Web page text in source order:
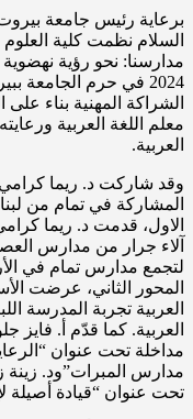
برعاية رئيس جامعة بيروت
السلام نظمت كلية العلوم
العربية.
وقد شاركت د. ريما
المشاركة في تمام من
الاول، قدمت د. ريما
آلاء جرار من مدارس
لتجمع مدارس تمام في
المحور الثاني، عرضت
العربية تجربة المدرسة
العربية. كما قدّم أ.
مداخلة تحت عنوان
مدارس المبرات”ود. زينة
تحت عنوان “قيادة أصيلة